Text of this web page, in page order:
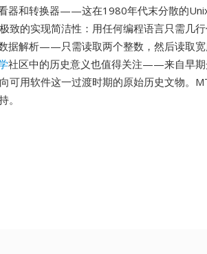
器和转换器——这在1980年代末分散的
致的实现简洁性：用任何编程语言只需几
据解析——只需读取两个整数，然后读取
社区中的历史意义也值得关注——来自早期
可用软件这一过渡时期的原始历史文物。
。